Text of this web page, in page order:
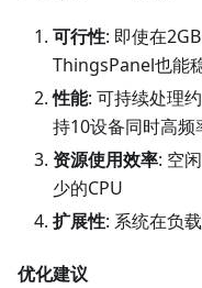
可行性: 即使在
ThingsPanel也能
性能: 可持续处理
持10设备同时高频
资源使用效率: 空
少的CPU
扩展性: 系统在负
优化建议